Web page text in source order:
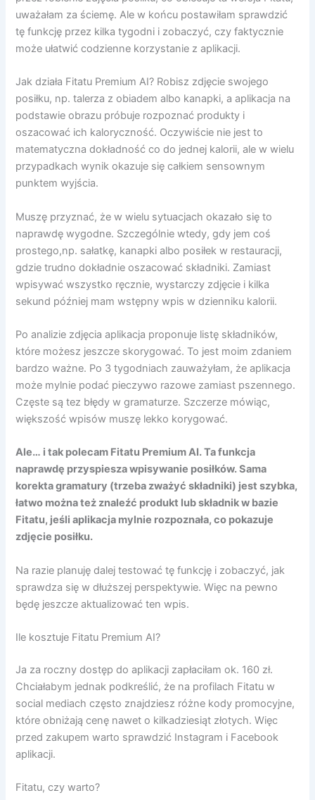
uważałam za ściemę. Ale w końcu postawiłam sprawdzić
tę funkcję przez kilka tygodni i zobaczyć, czy faktycznie
może ułatwić codzienne korzystanie z aplikacji.
Jak działa Fitatu Premium AI? Robisz zdjęcie swojego
posiłku, np. talerza z obiadem albo kanapki, a aplikacja na
podstawie obrazu próbuje rozpoznać produkty i
oszacować ich kaloryczność. Oczywiście nie jest to
matematyczna dokładność co do jednej kalorii, ale w wielu
przypadkach wynik okazuje się całkiem sensownym
punktem wyjścia.
Muszę przyznać, że w wielu sytuacjach okazało się to
naprawdę wygodne. Szczególnie wtedy, gdy jem coś
prostego,np. sałatkę, kanapki albo posiłek w restauracji,
gdzie trudno dokładnie oszacować składniki. Zamiast
wpisywać wszystko ręcznie, wystarczy zdjęcie i kilka
sekund później mam wstępny wpis w dzienniku kalorii.
Po analizie zdjęcia aplikacja proponuje listę składników,
które możesz jeszcze skorygować. To jest moim zdaniem
bardzo ważne. Po 3 tygodniach zauważyłam, że aplikacja
może mylnie podać pieczywo razowe zamiast pszennego.
Częste są tez błędy w gramaturze. Szczerze mówiąc,
większość wpisów muszę lekko korygować.
Ale… i tak polecam Fitatu Premium AI. Ta funkcja
naprawdę przyspiesza wpisywanie posiłków. Sama
korekta gramatury (trzeba zważyć składniki) jest szybka,
łatwo można też znaleźć produkt lub składnik w bazie
Fitatu, jeśli aplikacja mylnie rozpoznała, co pokazuje
zdjęcie posiłku.
Na razie planuję dalej testować tę funkcję i zobaczyć, jak
sprawdza się w dłuższej perspektywie. Więc na pewno
będę jeszcze aktualizować ten wpis.
Ile kosztuje Fitatu Premium AI?
Ja za roczny dostęp do aplikacji zapłaciłam ok. 160 zł.
Chciałabym jednak podkreślić, że na profilach Fitatu w
social mediach często znajdziesz różne kody promocyjne,
które obniżają cenę nawet o kilkadziesiąt złotych. Więc
przed zakupem warto sprawdzić Instagram i Facebook
aplikacji.
Fitatu, czy warto?